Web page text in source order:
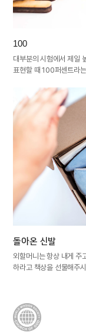
100
대부분의 시험에서 제일
표현할 때 100퍼센트라
돌아온 신발
외할머니는 항상 내게 주
하라고 책상을 선물해주